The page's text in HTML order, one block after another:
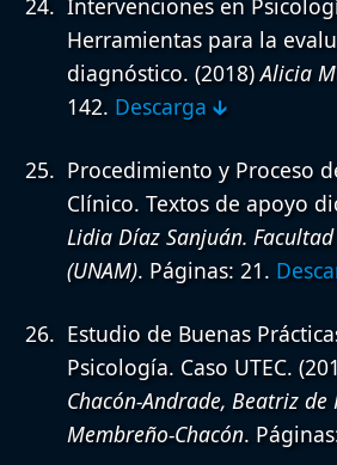
Intervenciones en
Herramientas para la
diagnóstico. (2018)Alicia
142. Descarga 🡳
Procedimiento y Proceso
Clínico. Textos de apoyo
Lidia Díaz Sanjuán.
(UNAM). Páginas: 21.
Estudio de Buenas
Psicología. Caso UTEC.
Chacón-Andrade, Beatriz
Membreño-Chacón.